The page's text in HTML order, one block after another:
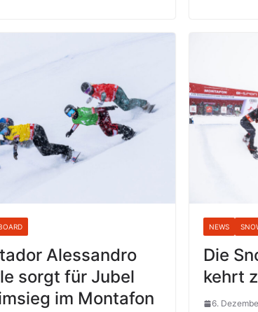
Alessandro
sorgt für Jubel
im Montafon
NEWS
Die
kehrt
6.